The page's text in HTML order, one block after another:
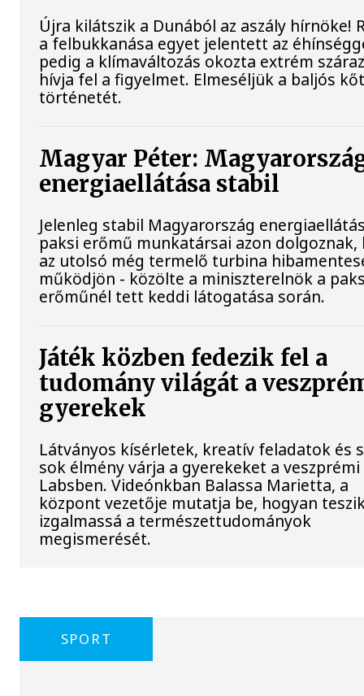
Újra kilátszik a Dunából az aszály hírnöke!
a felbukkanása egyet jelentett az
pedig a klímaváltozás okozta extrém
hívja fel a figyelmet. Elmeséljük a baljós
történetét.
Magyar Péter:
energiaellátása stabil
Jelenleg stabil Magyarország
paksi erőmű munkatársai azon dolgoznak,
az utolsó még termelő turbina
működjön - közölte a miniszterelnök a
erőműnél tett keddi látogatása során.
Játék közben fedezik fel a
tudomány világát a
gyerekek
Látványos kísérletek, kreatív feladatok és
sok élmény várja a gyerekeket a
Labsben. Videónkban Balassa Marietta, a
központ vezetője mutatja be, hogyan
izgalmassá a természettudományok
megismerését.
SPORT